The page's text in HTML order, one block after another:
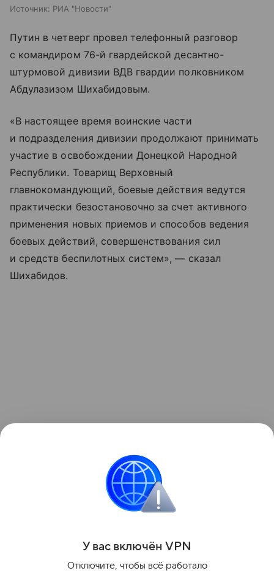
Источник: РИА "Новости"
Путин в четверг провел телефонный разговор
с командиром 76-й гвардейской десантно-
штурмовой дивизии ВДВ гвардии полковником
Абдулазизом Шихабидовым.
«В настоящее время воинские части
и подразделения дивизии продолжают принимать
участие в освобождении Донецкой Народной
Республики. Товарищ Верховный
главнокомандующий, боевые действия ведутся
практически безостановочно за счет активного
применения новых приемов и способов ведения
боевых действий, совершенствования сил
и средств беспилотных систем», — сказал
Шихабидов.
Поделиться
У вас включён VPN
Отключите, чтобы всё работало